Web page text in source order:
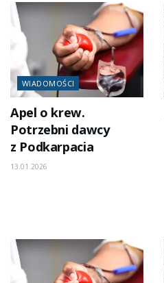
WIADOMOŚCI
Apel o krew.
Potrzebni dawcy
z Podkarpacia
13.01.2026